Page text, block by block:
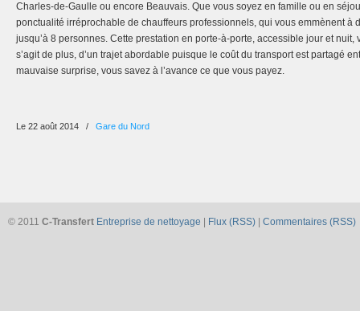
Charles-de-Gaulle ou encore Beauvais. Que vous soyez en famille ou en
ponctualité irréprochable de chauffeurs professionnels, qui vous emmènent à
jusqu’à 8 personnes. Cette prestation en porte-à-porte, accessible jour et nuit,
s’agit de plus, d’un trajet abordable puisque le coût du transport est partagé
mauvaise surprise, vous savez à l’avance ce que vous payez.
Le 22 août 2014 / Gare du Nord
© 2011 C-Transfert Entreprise de nettoyage Flux (RSS) Commentaires (RSS)